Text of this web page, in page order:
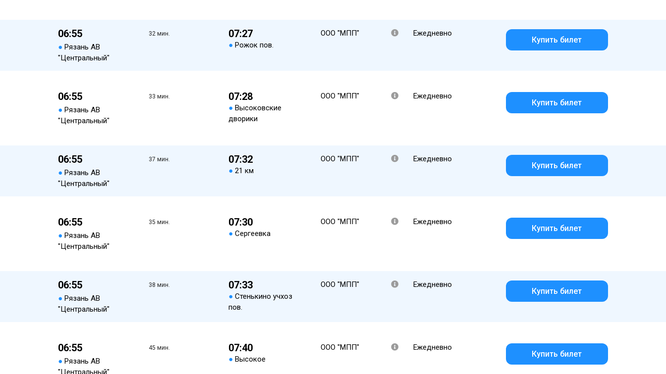
06:55
● Рязань АВ
"Центральный"
32 мин. 07:27
● Рожок пов.
ООО "МПП" Ежедневно
Купить билет
06:55
● Рязань АВ
"Центральный"
33 мин. 07:28
● Высоковские
дворики
ООО "МПП" Ежедневно
Купить билет
06:55
● Рязань АВ
"Центральный"
37 мин. 07:32
● 21 км
ООО "МПП" Ежедневно
Купить билет
06:55
● Рязань АВ
"Центральный"
35 мин. 07:30
● Сергеевка
ООО "МПП" Ежедневно
Купить билет
06:55
● Рязань АВ
"Центральный"
38 мин. 07:33
● Стенькино учхоз
пов.
ООО "МПП" Ежедневно
Купить билет
06:55
● Рязань АВ
"Центральный"
45 мин. 07:40
● Высокое
ООО "МПП" Ежедневно
Купить билет